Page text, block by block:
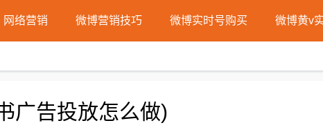
网络营销 微博营销技巧 微博实时号购买 微博黄v
广告投放怎么做)